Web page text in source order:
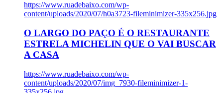
https://www.ruadebaixo.com/wp-
content/uploads/2020/07/h0a3723-fileminimizer-335x256.jpg
O LARGO DO PAÇO É O RESTAURANTE
ESTRELA MICHELIN QUE O VAI BUSCAR
A CASA
https://www.ruadebaixo.com/wp-
content/uploads/2020/07/img_7930-fileminimizer-1-